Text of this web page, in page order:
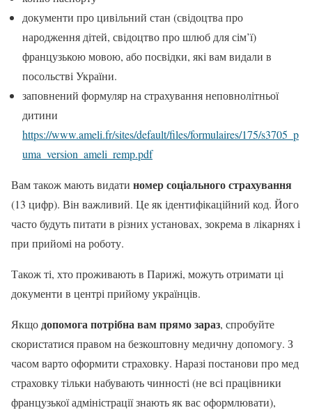
документи про цивільний стан (свідоцтва про
народження дітей, свідоцтво про шлюб для сім’ї)
французькою мовою, або посвідки, які вам видали в
посольстві України.
заповнений формуляр на страхування неповнолітньої
дитини
https://www.ameli.fr/sites/default/files/formulaires/175/s3705_p
uma_version_ameli_remp.pdf
Вам також мають видати номер соціального страхування
(13 цифр). Він важливий. Це як ідентифікаційний код. Його
часто будуть питати в різних установах, зокрема в лікарнях і
при прийомі на роботу.
Також ті, хто проживають в Парижі, можуть отримати ці
документи в центрі прийому українців.
Якщодопомога потрібна вам прямо зараз, спробуйте
скористатися правом на безкоштовну медичну допомогу. З
часом варто оформити страховку. Наразі постанови про мед
страховку тільки набувають чинності (не всі працівники
французької адміністрації знають як вас оформлювати),